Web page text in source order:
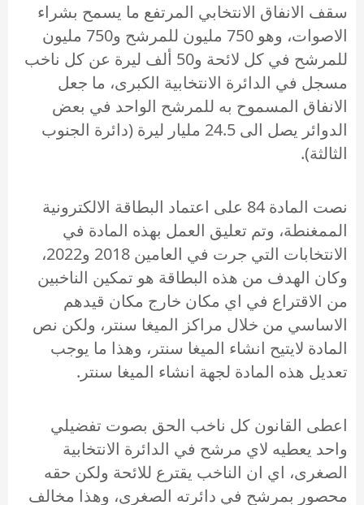
سقف الانفاق الانتخابي المرتفع ما يسمح بشراء
الاصوات، وهو 750 مليون للمرشح و750 مليون
للمرشح في كل لائحة و50 ألف ليرة عن كل ناخب
مسجل في الدائرة الانتخابية الكبرى، ما جعل
الانفاق المسموح به للمرشح الواحد في بعض
الدوائر يصل الى 24.5 مليار ليرة (دائرة الجنوب
الثالثة).
نصت المادة 84 على اعتماد البطاقة الالكترونية
الممغنطة، وتم تعليق العمل بهذه المادة في
الانتخابات التي جرت في العامين 2018 و2022،
وكان الهدف من هذه البطاقة هو تمكين الناخبين
من الاقتراع في اي مكان خارج مكان قيدهم
الاساسي من خلال مراكز الميغا سنتر، ولكن نص
المادة لايتيح انشاء الميغا سنتر، وهذا ما يوجب
تعديل هذه المادة لجهة انشاء الميغا سنتر.
اعطى القانون كل ناخب الحق بصوت تفضيلي
واحد يعطيه لاي مرشح في الدائرة الانتخابية
الصغرى، اي ان الناخب يقترع للائحة ولكن حقه
محصور بمرشح في دائرته الصغرى، وهذا مخالف